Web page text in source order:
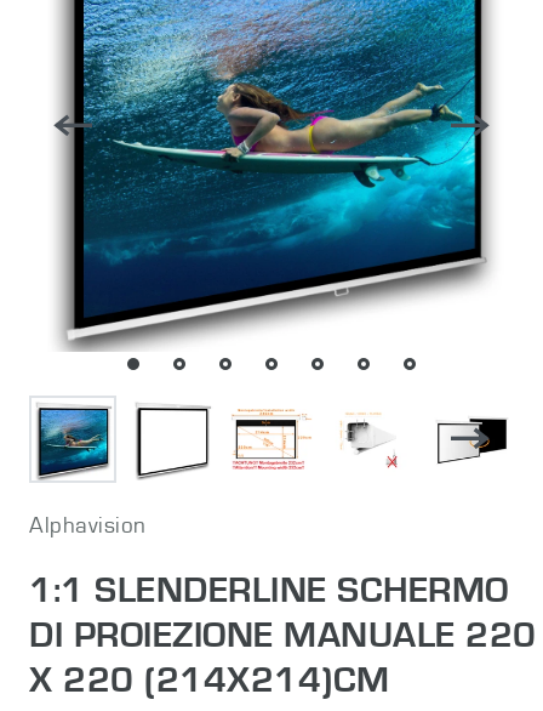
Alphavision
1:1 SLENDERLINE SCHERMO
DI PROIEZIONE MANUALE 220
X 220 (214X214)CM